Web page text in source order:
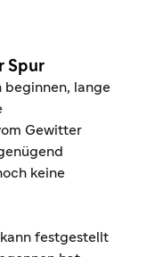
Spur
beginnen, lange
Gewitter
keine
kann festgestellt